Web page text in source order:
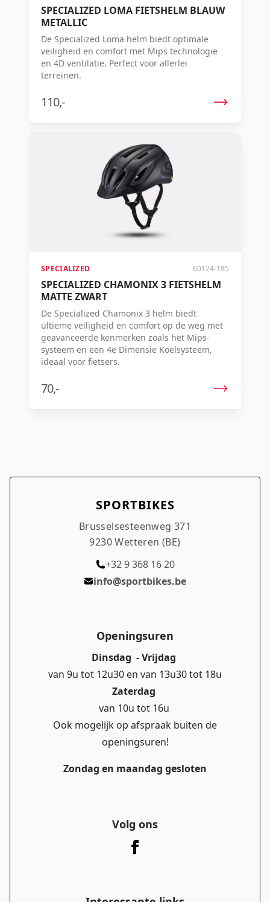
SPECIALIZED LOMA FIETSHELM BLAUW
METALLIC
De Specialized Loma helm biedt optimale
veiligheid en comfort met Mips technologie
en 4D ventilatie. Perfect voor allerlei
terreinen.
110,-
SPECIALIZED 60124-185
SPECIALIZED CHAMONIX 3 FIETSHELM
MATTE ZWART
De Specialized Chamonix 3 helm biedt
ultieme veiligheid en comfort op de weg met
geavanceerde kenmerken zoals het Mips-
systeem en een 4e Dimensie Koelsysteem,
ideaal voor fietsers.
70,-
SPORTBIKES
Brusselsesteenweg 371
9230 Wetteren (BE)
+32 9 368 16 20
info@sportbikes.be
Openingsuren
Dinsdag - Vrijdag
van 9u tot 12u30 en van 13u30 tot 18u
Zaterdag
van 10u tot 16u
Ook mogelijk op afspraak buiten de
openingsuren!
Zondag en maandag gesloten
Volg ons